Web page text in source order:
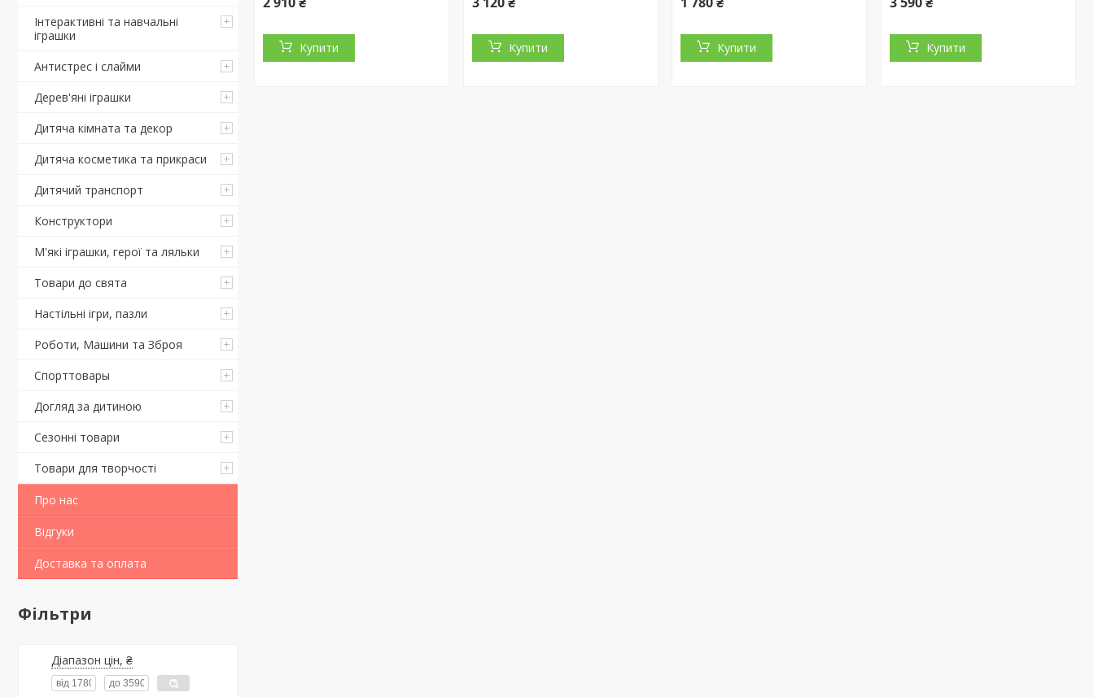
Інтерактивні та навчальні
іграшки
Антистрес і слайми
Дерев'яні іграшки
Дитяча кімната та декор
Дитяча косметика та прикраси
Дитячий транспорт
Конструктори
М'які іграшки, герої та ляльки
Товари до свята
Настільні ігри, пазли
Роботи, Машини та Зброя
Спорттовары
Догляд за дитиною
Сезонні товари
Товари для творчості
Про нас
Відгуки
Доставка та оплата
Фільтри
Діапазон цін, ₴
Купити Купити Купити Купити